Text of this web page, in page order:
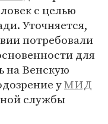
с целью
Уточняется,
потребовали
для
на Венскую
уМИД
службы